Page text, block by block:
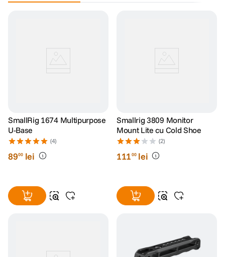
SmallRig 1674 Multipurpose
U-Base
(4)
8900 lei
Smallrig 3809 Monitor
Mount Lite cu Cold Shoe
(2)
11100 lei